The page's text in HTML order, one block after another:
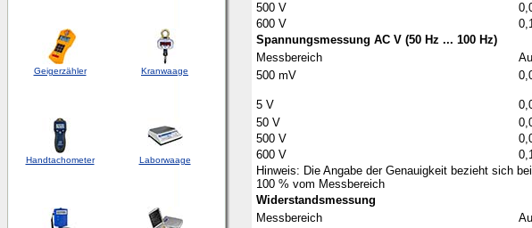
Geigerzähler Kranwaage
Handtachometer Laborwaage
500 V
600 V
Spannungsmessung AC V (50 Hz ... 100 Hz)
Messbereich
500 mV
5 V
50 V
500 V
600 V
Hinweis: Die Angabe der Genauigkeit bezieht sich
100 % vom Messbereich
Widerstandsmessung
Messbereich